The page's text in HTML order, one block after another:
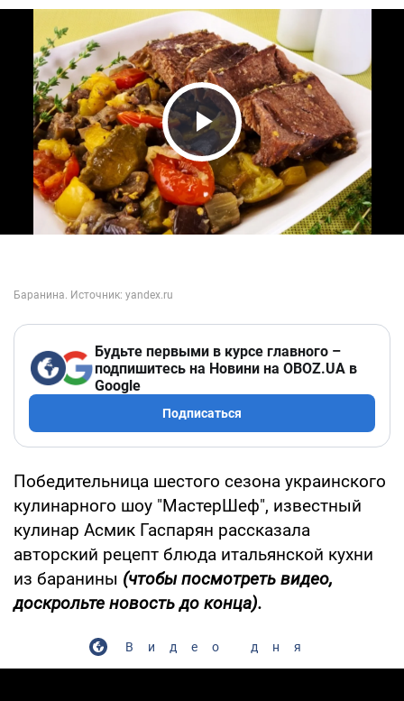
Play Video
Будьте первыми в курсе главного –
подпишитесь на Новини на OBOZ.UA в
Google
Подписаться
Победительница шестого сезона украинского
кулинарного шоу "МастерШеф", известный
кулинар Асмик Гаспарян рассказала
авторский рецепт блюда итальянской кухни
из баранины (чтобы посмотреть видео,
доскрольте новость до конца).
Видео дня